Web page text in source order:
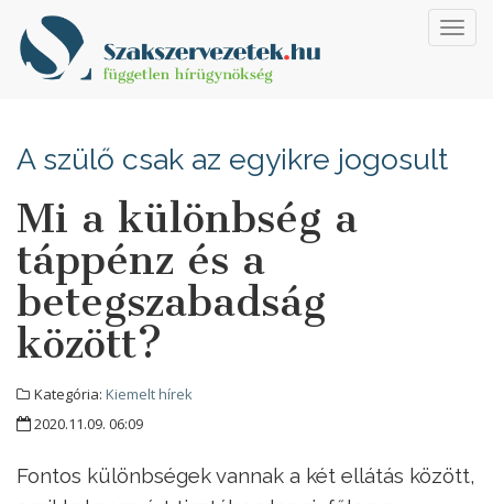
A szülő csak az egyikre jogosult
Mi a különbség a
táppénz és a
betegszabadság
között?
Kategória: Kiemelt hírek
2020.11.09. 06:09
Fontos különbségek vannak a két ellátás között,